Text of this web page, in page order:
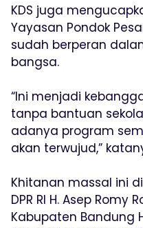
KDS juga
Yayasan Pondok
sudah berperan
bangsa.
“Ini menjadi
tanpa bantuan
adanya program
akan terwujud,”
Khitanan massal ini
DPR RI H. Asep Romy
Kabupaten Bandung